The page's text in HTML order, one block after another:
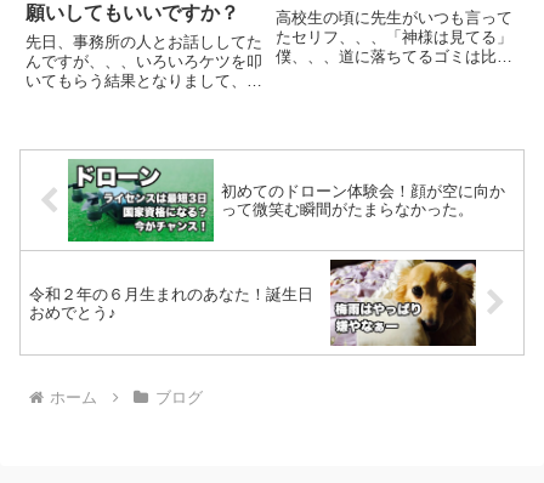
願いしてもいいですか？
先日、事務所の人とお話ししてた
んですが、、、いろいろケツを叩
いてもらう結果となりまして、い
過ぎますもんねあとプロフィール
更新しましょう！ほんとにおっ
し...
高校生の頃に先生がいつも言って
たセリフ、、、「神様は見てる」
僕、、、道に落ちてるゴミは比較
たように、、、掃除を始めまし
初めてのドローン体験会！顔が空に向か
って微笑む瞬間がたまらなかった。
令和２年の６月生まれのあなた！誕生日
おめでとう♪
ホーム ブログ